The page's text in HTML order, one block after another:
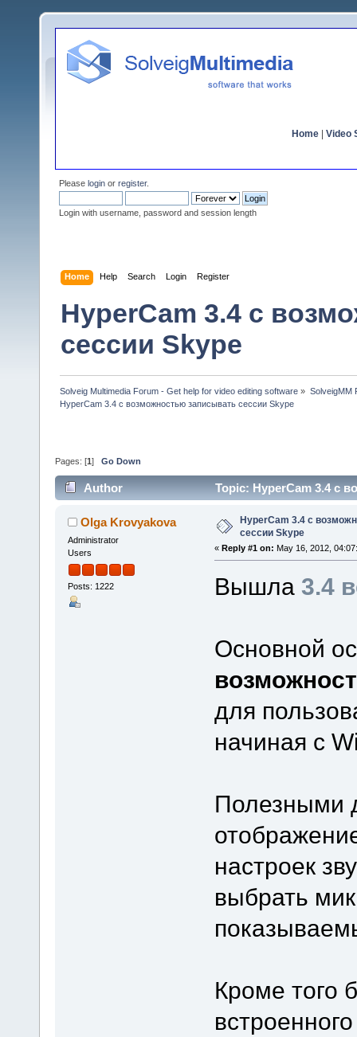
Home Video
Please login or register.
Login with username, password and session length
Home Help Search Login Register
HyperCam 3.4 c
сессии Skype
Solveig Multimedia Forum - Get help for video editing software » SolveigMM
HyperCam 3.4 c возможностью записывать сессии Skype
Pages: [1 ] Go Down
Author Topic: HyperCam 3.4 c
Olga Krovyakova
Administrator
Users
Posts: 1222
HyperCam 3.4 c
сессии Skype
« Reply #1 on: May 16, 2012,
Вышла 3.4
Основной
для
начиная с
Полезными
настроек
выбрать
Кроме того